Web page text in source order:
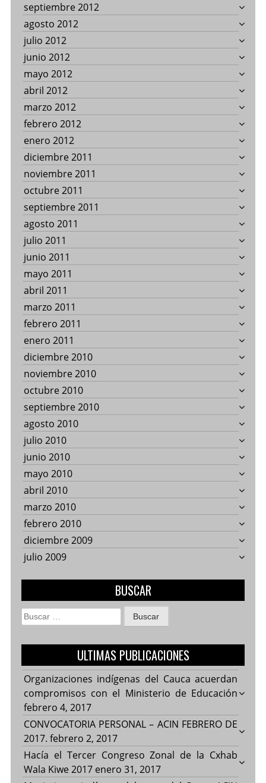
septiembre 2012
agosto 2012
julio 2012
junio 2012
mayo 2012
abril 2012
marzo 2012
febrero 2012
enero 2012
diciembre 2011
noviembre 2011
octubre 2011
septiembre 2011
agosto 2011
julio 2011
junio 2011
mayo 2011
abril 2011
marzo 2011
febrero 2011
enero 2011
diciembre 2010
noviembre 2010
octubre 2010
septiembre 2010
agosto 2010
julio 2010
junio 2010
mayo 2010
abril 2010
marzo 2010
febrero 2010
diciembre 2009
julio 2009
BUSCAR
Buscar:
ULTIMAS PUBLICACIONES
Organizaciones indígenas del Cauca acuerdan
compromisos con el Ministerio de Educación
febrero 4, 2017
CONVOCATORIA PERSONAL – ACIN FEBRERO DE
2017. febrero 2, 2017
Hacía el Tercer Congreso Zonal de la Cxhab
Wala Kiwe 2017 enero 31, 2017